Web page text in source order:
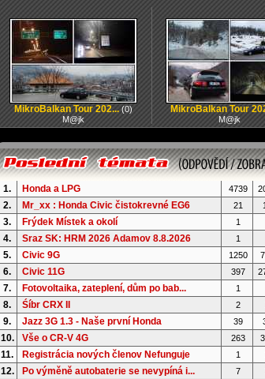
MikroBalkan Tour 202... (0)
M@jk
MikroBalkan Tour
M@jk
1. Honda a LPG 4739
2. Mr_xx : Honda Civic čistokrevné EG6 21
3. Frýdek Místek a okolí 1
4. Sraz SK: HRM 2026 Adamov 8.8.2026 1
5. Civic 9G 1250
6. Civic 11G 397
7. Fotovoltaika, zateplení, dům po bab... 1
8. Śíbr CRX II 2
9. Jazz 3G 1.3 - Naše první Honda 39
10. Vše o CR-V 4G 263
11. Registrácia nových členov Nefunguje 1
12. Po výměně autobaterie se nevypíná i... 7